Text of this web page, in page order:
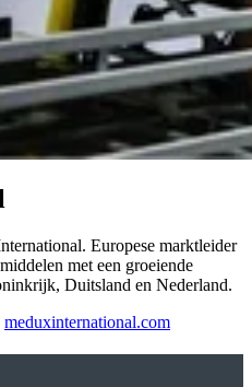
Europese marktleider
met een groeiende
Duitsland en Nederland.
meduxinternational.com